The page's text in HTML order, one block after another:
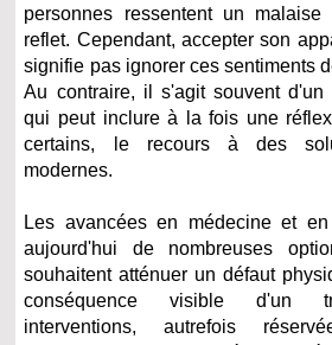
personnes ressentent un
reflet. Cependant, accepter son
signifie pas ignorer ces sentiments
Au contraire, il s'agit souvent d'un
qui peut inclure à la fois une
certains, le recours à des
modernes.
Les avancées en médecine et
aujourd'hui de nombreuses
souhaitent atténuer un défaut
conséquence visible d'un
interventions, autrefois